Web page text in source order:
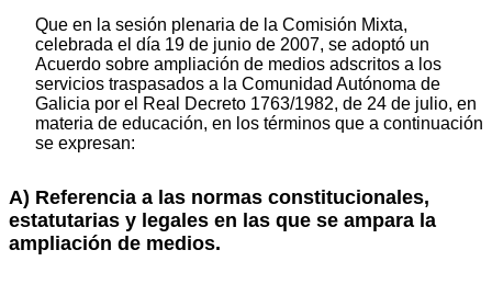
Que en la sesión plenaria de la Comisión Mixta,
celebrada el día 19 de junio de 2007, se adoptó un
Acuerdo sobre ampliación de medios adscritos a los
servicios traspasados a la Comunidad Autónoma de
Galicia por el Real Decreto 1763/1982, de 24 de julio, en
materia de educación, en los términos que a continuación
se expresan:
A) Referencia a las normas constitucionales,
estatutarias y legales en las que se ampara la
ampliación de medios.